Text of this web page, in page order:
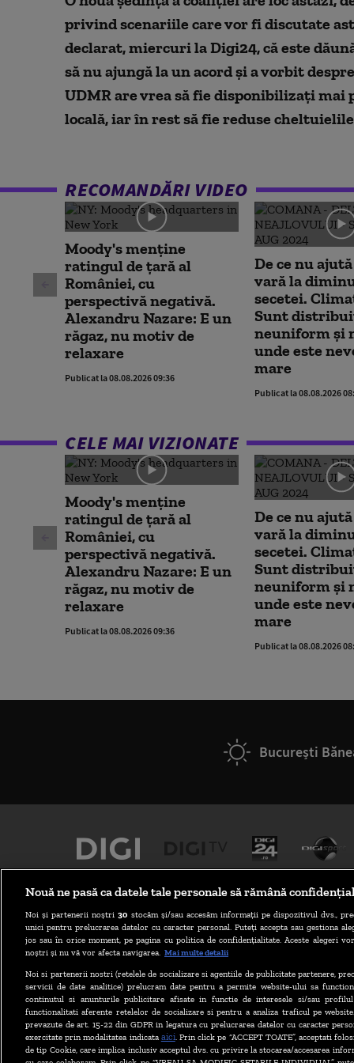
privind scenariile care vor fi discutate
declarat, miercuri la Digi24, că este
să nu ajungă la un acord și a vorbit
UDMR are vrea să fie disponibilizați
locală, iar în rest să fie reduse
RECOMANDĂRI VIDEO
Moody's menține
ratingul de țară al
României, cu
perspectivă negativă.
Alexandru Nazare: E un
răgaz, nu motiv de
relaxare
Publicat la 08.08.2026 09:36
De ce nu
vară la
secetei.
Sunt
neuniform și
unde este
mare
Publicat la 08.08.2026
CELE MAI VIZIONATE
Moody's menține
ratingul de țară al
României, cu
perspectivă negativă.
Alexandru Nazare: E un
răgaz, nu motiv de
relaxare
Publicat la 08.08.2026 09:36
De ce nu
vară la
secetei.
Sunt
neuniform și
unde este
mare
Publicat la 08.08.2026
București
ABONARE DIGI TV
Nouă ne pasă ca datele tale personale să rămână
Noi și partenerii noștri30 stocăm și/sau accesăm informații pe dispozitivul dvs.,
unici pentru prelucrarea datelor cu caracter personal. Puteți accepta sau gestiona
jos sau în orice moment, pe pagina cu politica de confidențialitate. Aceste alegeri
noștri și nu vă vor afecta navigarea. Mai multe detalii
Noi si partenerii nostri (retelele de socializare si agentiile de publicitate partenere,
servicii de date analitice) prelucram date pentru a permite website-ului sa
continutul si anunturile publicitare afisate in functie de interesele si/sau
functionalitati aferente retelelor de socializare si pentru a analiza traficul pe
prevazute de art. 15-22 din GDPR in legatura cu prelucrarea datelor cu caracter
exercitate prin modalitatea indicata aici. Prin click pe “ACCEPT TOATE”, acceptati
de tip Cookie, care implica inclusiv acceptul dvs. cu privire la stocarea/accesarea